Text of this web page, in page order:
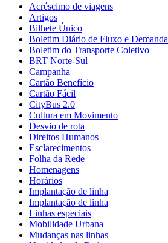
Acréscimo de viagens
Artigos
Bilhete Único
Boletim Diário de Fluxo e Demanda
Boletim do Transporte Coletivo
BRT Norte-Sul
Campanha
Cartão Benefício
Cartão Fácil
CityBus 2.0
Cultura em Movimento
Desvio de rota
Direitos Humanos
Esclarecimentos
Folha da Rede
Homenagens
Horários
Implantação de linha
Implantação de linha
Linhas especiais
Mobilidade Urbana
Mudanças nas linhas